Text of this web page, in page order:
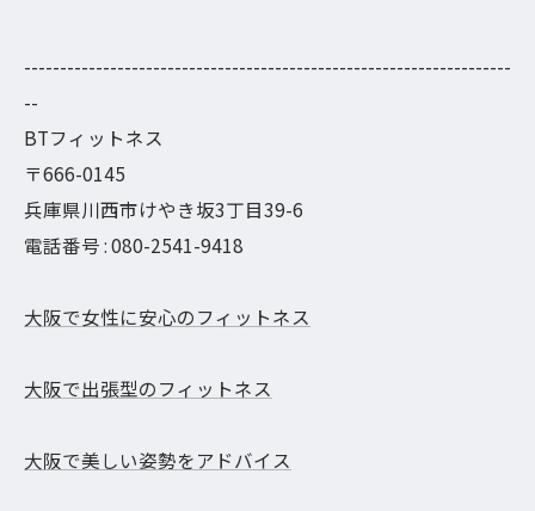
--------------------------------------------------------------------
--
BTフィットネス
〒666-0145
兵庫県川西市けやき坂3丁目39-6
電話番号 : 080-2541-9418
大阪で女性に安心のフィットネス
大阪で出張型のフィットネス
大阪で美しい姿勢をアドバイス